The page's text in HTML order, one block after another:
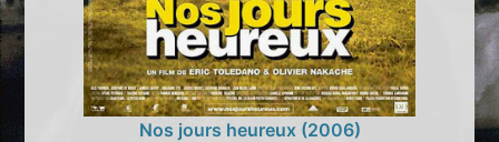
Nos jours heureux (2006)